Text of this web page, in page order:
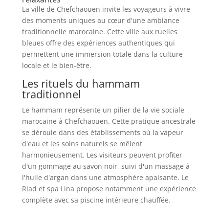
La ville de Chefchaouen invite les voyageurs à vivre
des moments uniques au cœur d'une ambiance
traditionnelle marocaine. Cette ville aux ruelles
bleues offre des expériences authentiques qui
permettent une immersion totale dans la culture
locale et le bien-être.
Les rituels du hammam
traditionnel
Le hammam représente un pilier de la vie sociale
marocaine à Chefchaouen. Cette pratique ancestrale
se déroule dans des établissements où la vapeur
d'eau et les soins naturels se mêlent
harmonieusement. Les visiteurs peuvent profiter
d'un gommage au savon noir, suivi d'un massage à
l'huile d'argan dans une atmosphère apaisante. Le
Riad et spa Lina propose notamment une expérience
complète avec sa piscine intérieure chauffée.